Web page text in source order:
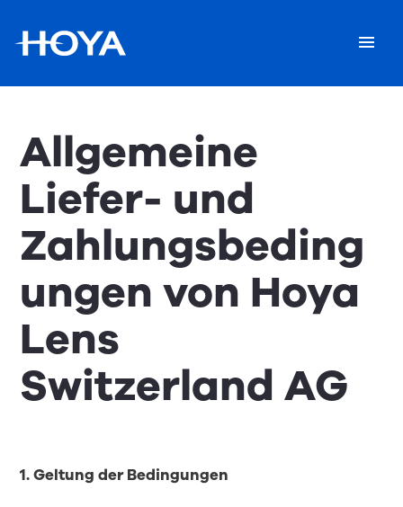
Allgemeine
Liefer- und
Zahlungsbeding
ungen von Hoya
Lens
Switzerland AG
1. Geltung der Bedingungen